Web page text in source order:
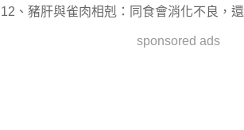
12、豬肝與雀肉相剋：同食會消化不良，
sponsored ads